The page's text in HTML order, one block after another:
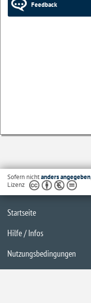
Feedback
Sofern nichtanders angegeben
Lizenz
Startseite
Hilfe / Infos
Nutzungsbedingungen